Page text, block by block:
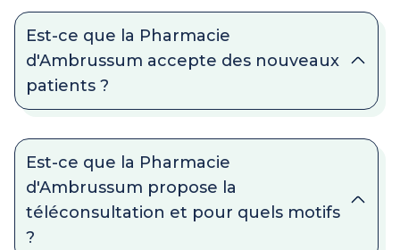
Est-ce que la Pharmacie
d'Ambrussum accepte des nouveaux
patients ?
Est-ce que la Pharmacie
d'Ambrussum propose la
téléconsultation et pour quels motifs
?